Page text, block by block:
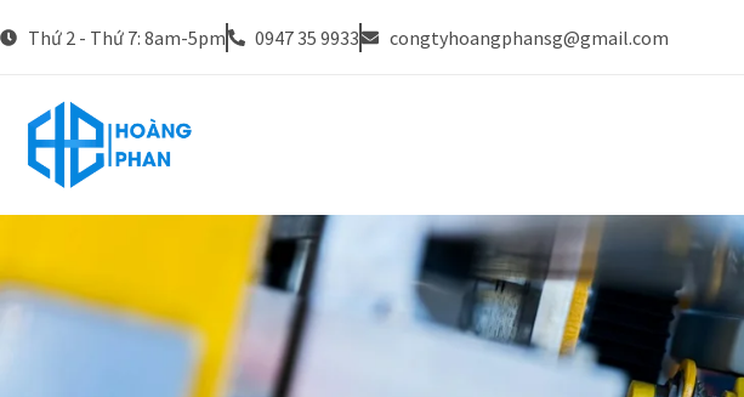
Thứ 2 - Thứ 7: 8am-5pm 0947 35 9933 congtyhoangphansg@gmail.com